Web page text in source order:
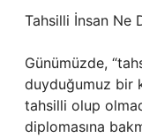
Tahsilli İnsan Ne
Günümüzde,
duyduğumuz bir
tahsilli olup
diplomasına